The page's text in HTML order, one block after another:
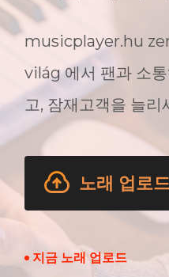
musicplayer.hu
világ 에서 팬과 소
고, 잠재고객을 늘리
노래 업로
지금 노래 업로드